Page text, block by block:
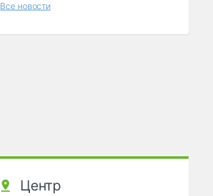
Все новости
Центр